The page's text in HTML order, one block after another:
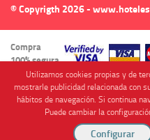
© Copyrigth 2026 -
Compra
100% segura
Cofinanciado por
Utilizamos cookies propias y de
mostrarle publicidad relacionada con
hábitos de navegación. Si continua
Puede cambiar la